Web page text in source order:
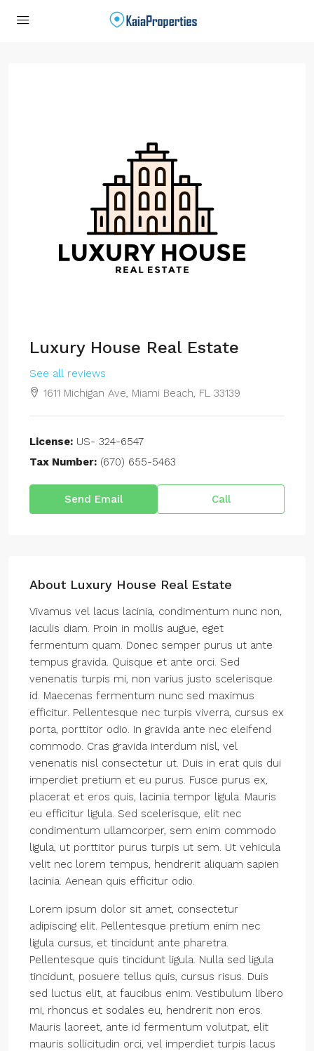
Luxury House Real Estate
See all reviews
1611 Michigan Ave, Miami Beach, FL 33139
License: US- 324-6547
Tax Number: (670) 655-5463
Send Email Call
About Luxury House Real Estate
Vivamus vel lacus lacinia, condimentum nunc non,
iaculis diam. Proin in mollis augue, eget
fermentum quam. Donec semper purus ut ante
tempus gravida. Quisque et ante orci. Sed
venenatis turpis mi, non varius justo scelerisque
id. Maecenas fermentum nunc sed maximus
efficitur. Pellentesque nec turpis viverra, cursus ex
porta, porttitor odio. In gravida ante nec eleifend
commodo. Cras gravida interdum nisl, vel
venenatis nisl consectetur ut. Duis in erat quis dui
imperdiet pretium et eu purus. Fusce purus ex,
placerat et eros quis, lacinia tempor ligula. Mauris
eu efficitur ligula. Sed scelerisque, elit nec
condimentum ullamcorper, sem enim commodo
ligula, ut porttitor purus turpis ut sem. Ut vehicula
velit nec lorem tempus, hendrerit aliquam sapien
lacinia. Aenean quis efficitur odio.
Lorem ipsum dolor sit amet, consectetur
adipiscing elit. Pellentesque pretium enim nec
ligula cursus, et tincidunt ante pharetra.
Pellentesque quis tincidunt ligula. Nulla sed ligula
tincidunt, posuere tellus quis, cursus risus. Duis
sed luctus elit, at faucibus enim. Vestibulum libero
mi, rhoncus et sodales eu, hendrerit non eros.
Mauris laoreet, ante id fermentum volutpat, elit
mauris sollicitudin orci, vel imperdiet turpis lacus